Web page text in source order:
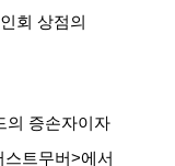
회 상점의
의 증손자이자
스트무버>에서